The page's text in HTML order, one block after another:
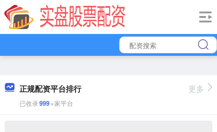
正规配资平台排行
已收录999+家平台
更多